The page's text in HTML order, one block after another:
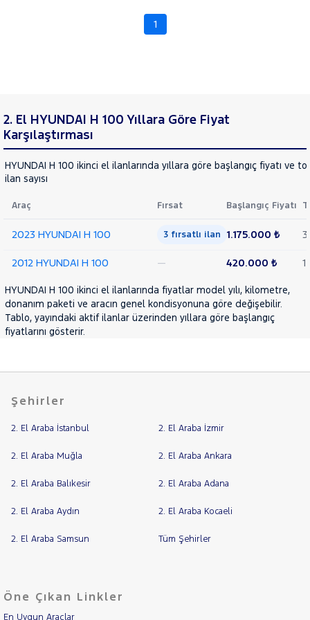
I10
I20
I20
ACTIVE
Iveco
LANCIA
BENZ
MITSUBISHI
MOTORSIKLET
PEUGEOT
RENAULT
Kampanya
ve
Fırsatlar
Boya
Değişen
Parça
İlan
No
1
2. El HYUNDAI H 100 Yıllara Göre Fiyat
Karşılaştırması
HYUNDAI H 100 ikinci el ilanlarında yıllara göre başlangıç fiyatı ve
ilan sayısı
Araç Fırsat Başlangıç Fiyatı
2023 HYUNDAI H 100 3 fırsatlı ilan 1.175.000 ₺ 3
2012 HYUNDAI H 100 — 420.000 ₺ 1
HYUNDAI H 100 ikinci el ilanlarında fiyatlar model yılı, kilometre,
donanım paketi ve aracın genel kondisyonuna göre değişebilir.
Tablo, yayındaki aktif ilanlar üzerinden yıllara göre başlangıç
fiyatlarını gösterir.
Şehirler
2. El Araba İstanbul 2. El Araba İzmir
2. El Araba Muğla 2. El Araba Ankara
2. El Araba Balıkesir 2. El Araba Adana
2. El Araba Aydın 2. El Araba Kocaeli
2. El Araba Samsun Tüm Şehirler
Öne Çıkan Linkler
En Uygun Araçlar